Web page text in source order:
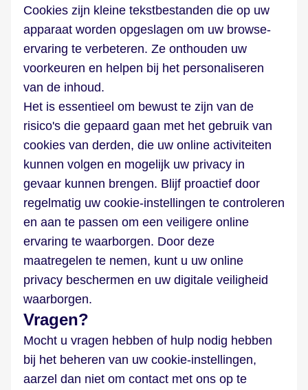
Cookies zijn kleine tekstbestanden die op uw
apparaat worden opgeslagen om uw browse-
ervaring te verbeteren. Ze onthouden uw
voorkeuren en helpen bij het personaliseren
van de inhoud.
Het is essentieel om bewust te zijn van de
risico's die gepaard gaan met het gebruik van
cookies van derden, die uw online activiteiten
kunnen volgen en mogelijk uw privacy in
gevaar kunnen brengen. Blijf proactief door
regelmatig uw cookie-instellingen te controleren
en aan te passen om een veiligere online
ervaring te waarborgen. Door deze
maatregelen te nemen, kunt u uw online
privacy beschermen en uw digitale veiligheid
waarborgen.
Vragen?
Mocht u vragen hebben of hulp nodig hebben
bij het beheren van uw cookie-instellingen,
aarzel dan niet om contact met ons op te